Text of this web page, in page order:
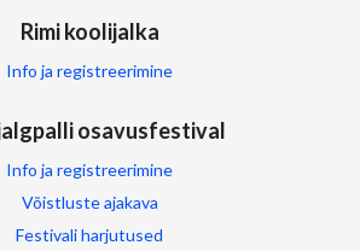
Rimi koolijalka
Info ja registreerimine
osavusfestival
Info ja registreerimine
Võistluste ajakava
Festivali harjutused